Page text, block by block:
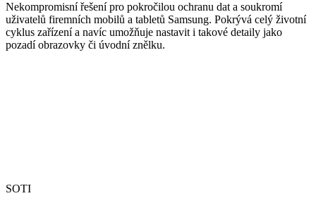
Nekompromisní řešení pro pokročilou ochranu dat a soukromí
uživatelů firemních mobilů a tabletů Samsung. Pokrývá celý životní
cyklus zařízení a navíc umožňuje nastavit i takové detaily jako
pozadí obrazovky či úvodní znělku.
SOTI